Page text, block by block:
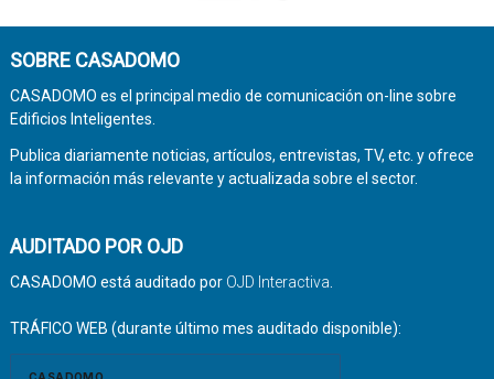
SOBRE CASADOMO
CASADOMO es el principal medio de comunicación on-line sobre
Edificios Inteligentes.
Publica diariamente noticias, artículos, entrevistas, TV, etc. y ofrece
la información más relevante y actualizada sobre el sector.
AUDITADO POR OJD
CASADOMO está auditado por OJD Interactiva.
TRÁFICO WEB (durante último mes auditado disponible):